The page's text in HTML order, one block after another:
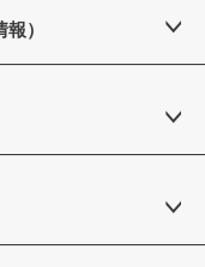
ップ
）